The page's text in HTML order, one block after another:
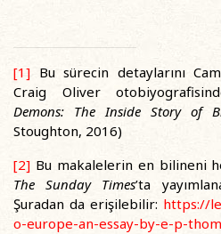
[1] Bu sürecin detaylarını
Craig Oliver
Demons: The Inside Story of
Stoughton, 2016)
[2] Bu makalelerin en bilineni
The Sunday Times’ta
Şuradan da erişilebilir: https://
o-europe-an-essay-by-e-p-